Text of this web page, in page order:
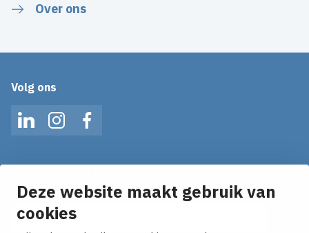
Deze website maakt gebruik van
cookies
Over ons
Volg ons
LinkedInInstagramFacebook
Ontvang onze nieuws alerts in je mailbox!
E-mailadres